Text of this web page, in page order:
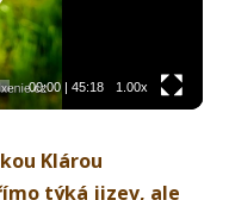
00:00| 45:18 1.00x
Klárou
týká jizev, ale